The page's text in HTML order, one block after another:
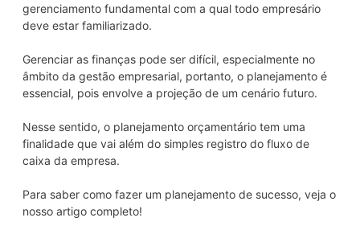
gerenciamento fundamental com a qual todo empresário
deve estar familiarizado.
Gerenciar as finanças pode ser difícil, especialmente no
âmbito da gestão empresarial, portanto, o planejamento é
essencial, pois envolve a projeção de um cenário futuro.
Nesse sentido, o planejamento orçamentário tem uma
finalidade que vai além do simples registro do fluxo de
caixa da empresa.
Para saber como fazer um planejamento de sucesso, veja o
nosso artigo completo!